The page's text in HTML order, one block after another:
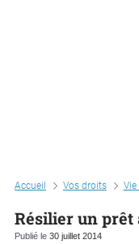
Accueil Vos droits
Résilier un prêt
Publié le 30 juillet 2014